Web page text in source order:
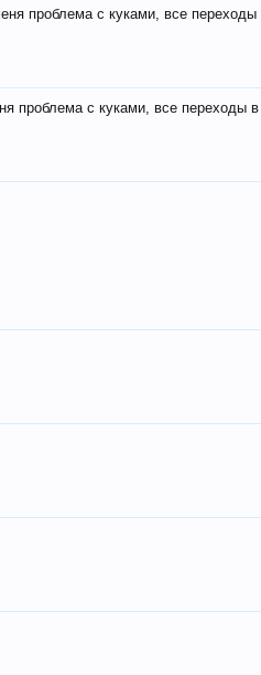
проблема с куками, все
проблема с куками, все переходы